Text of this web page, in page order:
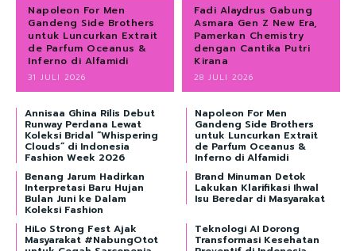
Napoleon For Men
Gandeng Side Brothers
untuk Luncurkan Extrait
de Parfum Oceanus &
Inferno di Alfamidi
31 JULI 2026
Fadi Alaydrus Gabung
Asmara Gen Z New Era,
Pamerkan Chemistry
dengan Cantika Putri
Kirana
28 JULI 2026
Annisaa Ghina Rilis Debut
Runway Perdana Lewat
Koleksi Bridal “Whispering
Clouds” di Indonesia
Fashion Week 2026
Napoleon For Men
Gandeng Side Brothers
untuk Luncurkan Extrait
de Parfum Oceanus &
Inferno di Alfamidi
Benang Jarum Hadirkan
Interpretasi Baru Hujan
Bulan Juni ke Dalam
Koleksi Fashion
Brand Minuman Detok
Lakukan Klarifikasi Ihwal
Isu Beredar di Masyarakat
HiLo Strong Fest Ajak
Masyarakat #NabungOtot
Teknologi AI Dorong
Transformasi Kesehatan